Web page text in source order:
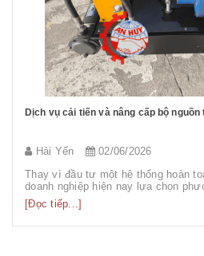
Siêu Thị Thủy Lực bàn giao Bộ Vượt
sieuthithuyluc
01/04/2023
Tuần vừa qua, Siêu Thị Thủy Lực đã
vượt tốc được sử dụng trong nhà
[Đọc tiếp...]